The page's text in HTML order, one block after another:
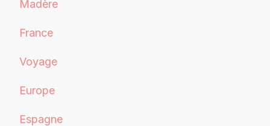
Madère
France
Voyage
Europe
Espagne